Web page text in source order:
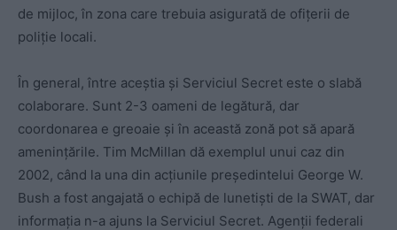
de mijloc, în zona care trebuia asigurată de ofițerii de
poliție locali.
În general, între aceștia și Serviciul Secret este o slabă
colaborare. Sunt 2-3 oameni de legătură, dar
coordonarea e greoaie și în această zonă pot să apară
amenințările. Tim McMillan dă exemplul unui caz din
2002, când la una din acțiunile președintelui George W.
Bush a fost angajată o echipă de lunetiști de la SWAT, dar
informația n-a ajuns la Serviciul Secret. Agenții federali